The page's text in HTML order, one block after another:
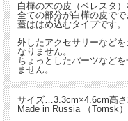
とても小さい白樺細工のミニケ
白樺の木の皮（ベレスタ
全ての部分が白樺の皮でで
蓋ははめ込むタイプです。
外したアクセサリーなど
なりません。
ちょっとしたパーツなど
ません。
サイズ…3.3cm×4.6cm高
Made in Russia （Tomsk）